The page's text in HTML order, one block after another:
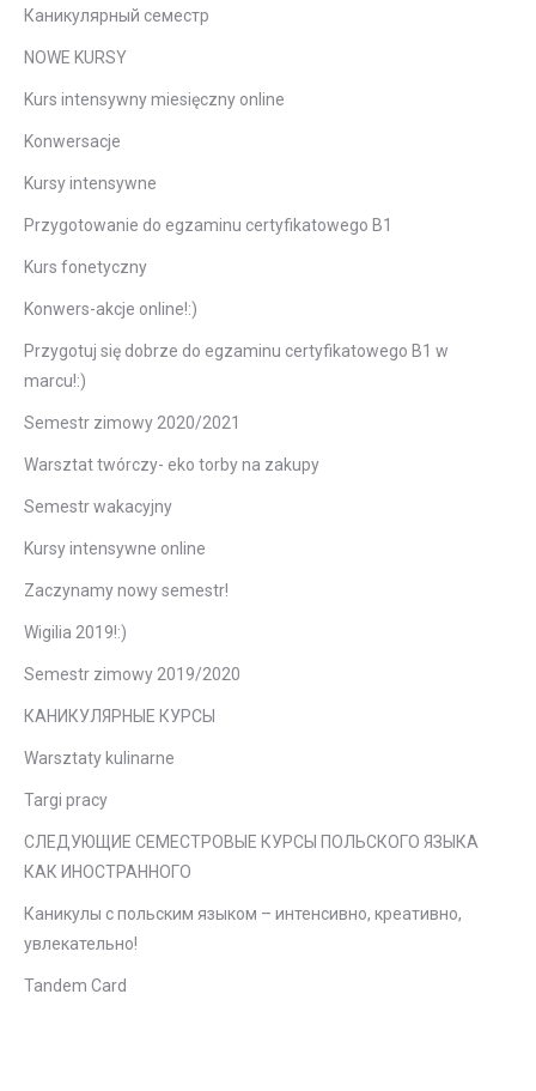
Каникулярный семестр
NOWE KURSY
Kurs intensywny miesięczny online
Konwersacje
Kursy intensywne
Przygotowanie do egzaminu certyfikatowego B1
Kurs fonetyczny
Konwers-akcje online!:)
Przygotuj się dobrze do egzaminu certyfikatowego B1 w
marcu!:)
Semestr zimowy 2020/2021
Warsztat twórczy- eko torby na zakupy
Semestr wakacyjny
Kursy intensywne online
Zaczynamy nowy semestr!
Wigilia 2019!:)
Semestr zimowy 2019/2020
КАНИКУЛЯРНЫЕ КУРСЫ
Warsztaty kulinarne
Targi pracy
СЛЕДУЮЩИЕ СЕМЕСТРОВЫЕ КУРСЫ ПОЛЬСКОГО ЯЗЫКА
КАК ИНОСТРАННОГО
Каникулы с польским языком – интенсивно, креативно,
увлекательно!
Tandem Card